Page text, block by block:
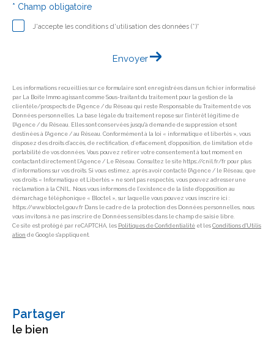
J'accepte les conditions d'utilisation des données (*)*
* Champ obligatoire
Envoyer
Les informations recueillies sur ce formulaire sont enregistrées dans un fichier informatisé
par La Boite Immo agissant comme Sous-traitant du traitement pour la gestion de la
clientèle/prospects de l'Agence / du Réseau qui reste Responsable du Traitement de vos
Données personnelles. La base légale du traitement repose sur l'intérêt légitime de
l'Agence / du Réseau. Elles sont conservées jusqu'à demande de suppression et sont
destinées à l'Agence / au Réseau. Conformément à la loi « informatique et libertés », vous
disposez des droits d’accès, de rectification, d’effacement, d’opposition, de limitation et de
portabilité de vos données. Vous pouvez retirer votre consentement à tout moment en
contactant directement l’Agence / Le Réseau. Consultez le site https://cnil.fr/fr pour plus
d’informations sur vos droits. Si vous estimez, après avoir contacté l'Agence / le Réseau, que
vos droits « Informatique et Libertés » ne sont pas respectés, vous pouvez adresser une
réclamation à la CNIL. Nous vous informons de l’existence de la liste d'opposition au
démarchage téléphonique « Bloctel », sur laquelle vous pouvez vous inscrire ici :
https://www.bloctel.gouv.fr Dans le cadre de la protection des Données personnelles, nous
vous invitons à ne pas inscrire de Données sensibles dans le champ de saisie libre.
Ce site est protégé par reCAPTCHA, les Politiques de Confidentialité et les Conditions d'Utilis
ation de Google s'appliquent.
partager
le bien